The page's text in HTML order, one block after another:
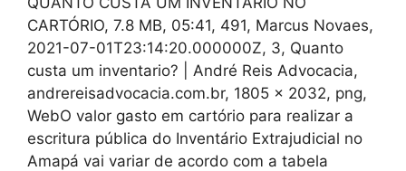
CARTÓRIO, 7.8 MB, 05:41, 491, Marcus Novaes,
2021-07-01T23:14:20.000000Z, 3, Quanto
custa um inventario? | André Reis Advocacia,
andrereisadvocacia.com.br, 1805 x 2032, png,
WebO valor gasto em cartório para realizar a
escritura pública do Inventário Extrajudicial no
Amapá vai variar de acordo com a tabela